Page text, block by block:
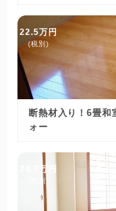
22.5万円
(税別)
断熱材入り！6畳和
ォー
24.7万円
(税別)